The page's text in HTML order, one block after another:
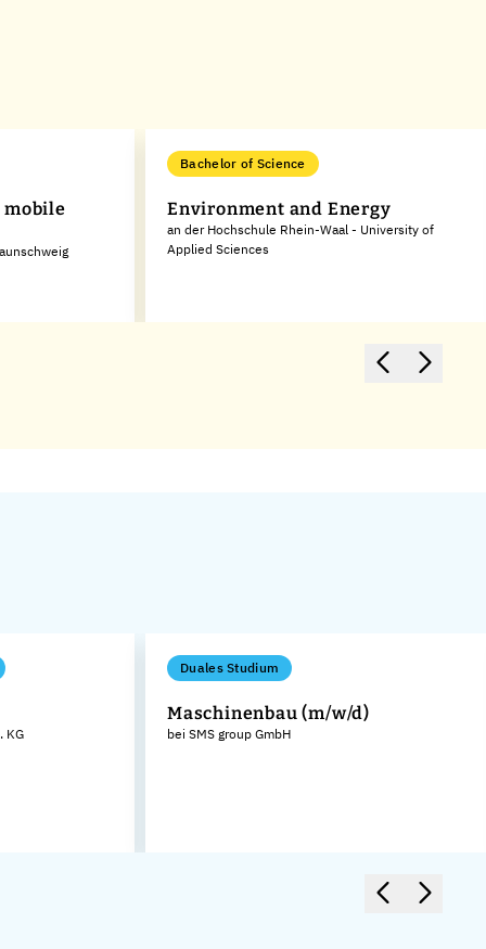
mobile
Bachelor of Science
Environment and Energy
an der Hochschule Rhein-Waal - University of
Applied Sciences
KG
Duales Studium
Maschinenbau (m/w/d)
bei SMS group GmbH